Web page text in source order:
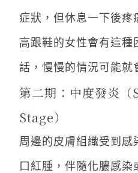
症狀，但休息一下後疼
高跟鞋的女性會有這種
話，慢慢的情況可能就
第二期：中度發炎
Stage）
周邊的皮膚組織受到感
口紅腫，伴隨化膿感染